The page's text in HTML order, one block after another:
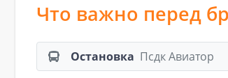
Что важно перед
Остановка Псдк Авиатор